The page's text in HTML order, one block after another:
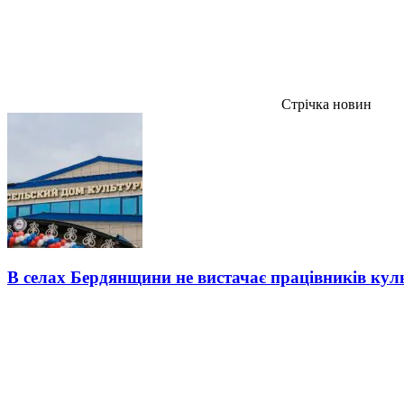
Стрічка новин
В селах Бердянщини не вистачає працівників